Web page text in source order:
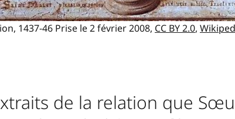
1437-46 Prise le 2 février 2008, CC BY 2.0,
de la relation que